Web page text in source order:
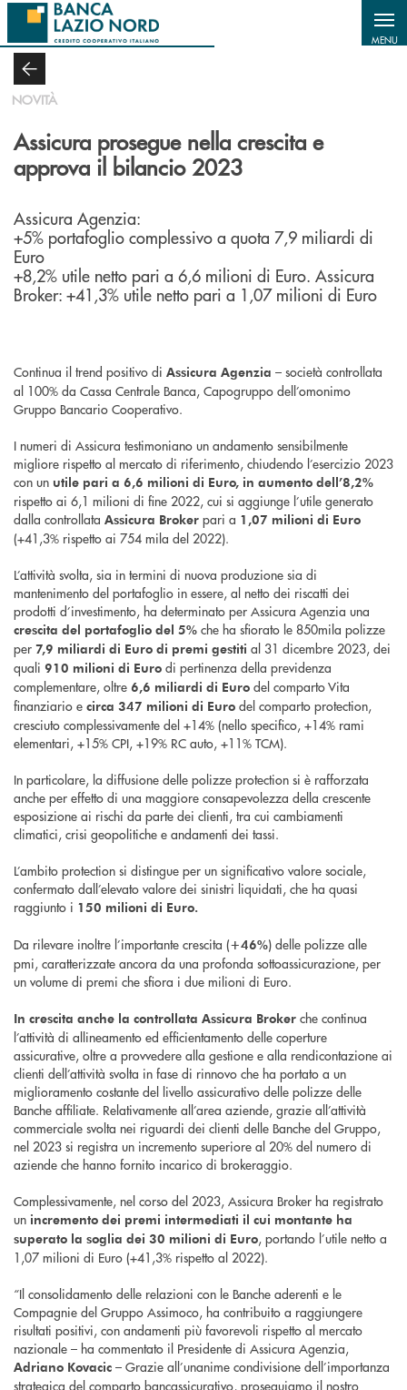
Salta al contenuto principale
MENU
NOVITÀ
Assicura prosegue nella crescita e
approva il bilancio 2023
Assicura Agenzia:
+5% portafoglio complessivo a quota 7,9 miliardi di
Euro
+8,2% utile netto pari a 6,6 milioni di Euro. Assicura
Broker: +41,3% utile netto pari a 1,07 milioni di Euro
Continua il trend positivo di Assicura Agenzia – società controllata
al 100% da Cassa Centrale Banca, Capogruppo dell’omonimo
Gruppo Bancario Cooperativo.
I numeri di Assicura testimoniano un andamento sensibilmente
migliore rispetto al mercato di riferimento, chiudendo l’esercizio 2023
con un utile pari a 6,6 milioni di Euro, in aumento dell’8,2%
rispetto ai 6,1 milioni di fine 2022, cui si aggiunge l’utile generato
dalla controllata Assicura Broker pari a 1,07 milioni di Euro
(+41,3% rispetto ai 754 mila del 2022).
L’attività svolta, sia in termini di nuova produzione sia di
mantenimento del portafoglio in essere, al netto dei riscatti dei
prodotti d’investimento, ha determinato per Assicura Agenzia una
crescita del portafoglio del 5% che ha sfiorato le 850mila polizze
per 7,9 miliardi di Euro di premi gestiti al 31 dicembre 2023, dei
quali 910 milioni di Euro di pertinenza della previdenza
complementare, oltre 6,6 miliardi di Euro del comparto Vita
finanziario e circa 347 milioni di Euro del comparto protection,
cresciuto complessivamente del +14% (nello specifico, +14% rami
elementari, +15% CPI, +19% RC auto, +11% TCM).
In particolare, la diffusione delle polizze protection si è rafforzata
anche per effetto di una maggiore consapevolezza della crescente
esposizione ai rischi da parte dei clienti, tra cui cambiamenti
climatici, crisi geopolitiche e andamenti dei tassi.
L’ambito protection si distingue per un significativo valore sociale,
confermato dall’elevato valore dei sinistri liquidati, che ha quasi
raggiunto i 150 milioni di Euro.
Da rilevare inoltre l’importante crescita (+46%) delle polizze alle
pmi, caratterizzate ancora da una profonda sottoassicurazione, per
un volume di premi che sfiora i due milioni di Euro.
In crescita anche la controllata Assicura Broker che continua
l’attività di allineamento ed efficientamento delle coperture
assicurative, oltre a provvedere alla gestione e alla rendicontazione ai
clienti dell’attività svolta in fase di rinnovo che ha portato a un
miglioramento costante del livello assicurativo delle polizze delle
Banche affiliate. Relativamente all’area aziende, grazie all’attività
commerciale svolta nei riguardi dei clienti delle Banche del Gruppo,
nel 2023 si registra un incremento superiore al 20% del numero di
aziende che hanno fornito incarico di brokeraggio.
Complessivamente, nel corso del 2023, Assicura Broker ha registrato
un incremento dei premi intermediati il cui montante ha
superato la soglia dei 30 milioni di Euro, portando l’utile netto a
1,07 milioni di Euro (+41,3% rispetto al 2022).
“Il consolidamento delle relazioni con le Banche aderenti e le
Compagnie del Gruppo Assimoco, ha contribuito a raggiungere
risultati positivi, con andamenti più favorevoli rispetto al mercato
nazionale – ha commentato il Presidente di Assicura Agenzia,
Adriano Kovacic – Grazie all’unanime condivisione dell’importanza
strategica del comparto bancassicurativo, proseguiamo il nostro